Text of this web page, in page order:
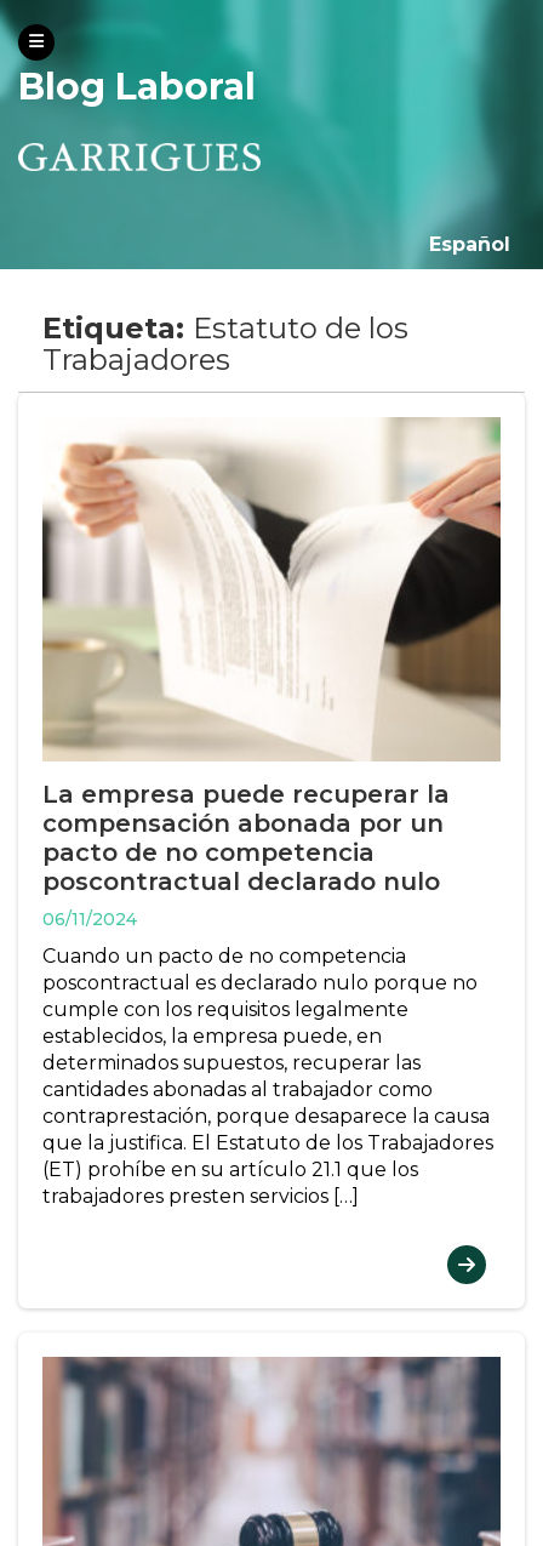
Blog Laboral
Español
Etiqueta: Estatuto de los
Trabajadores
La empresa puede recuperar la
compensación abonada por un
pacto de no competencia
poscontractual declarado nulo
06/11/2024
Cuando un pacto de no competencia
poscontractual es declarado nulo porque no
cumple con los requisitos legalmente
establecidos, la empresa puede, en
determinados supuestos, recuperar las
cantidades abonadas al trabajador como
contraprestación, porque desaparece la causa
que la justifica. El Estatuto de los Trabajadores
(ET) prohíbe en su artículo 21.1 que los
trabajadores presten servicios […]